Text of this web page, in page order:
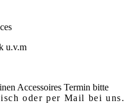
u.v.m
Accessoires Termin bitte
oder per Mail bei uns.